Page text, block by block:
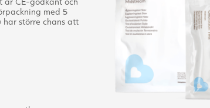
med 5
har större chans att